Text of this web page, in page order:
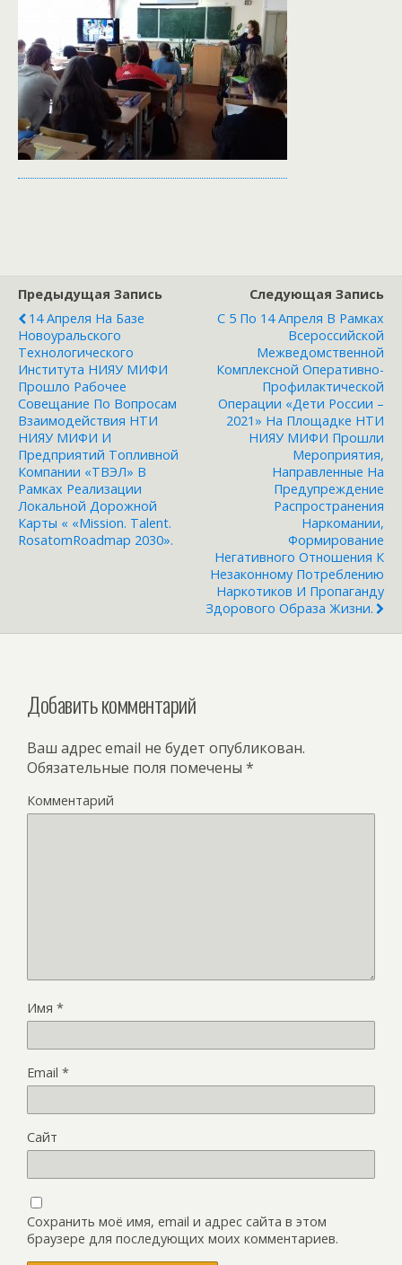
Предыдущая Запись
14 Апреля На Базе
Новоуральского
Технологического
Института НИЯУ МИФИ
Прошло Рабочее
Совещание По Вопросам
Взаимодействия НТИ
НИЯУ МИФИ И
Предприятий Топливной
Компании «ТВЭЛ» В
Рамках Реализации
Локальной Дорожной
Карты « «Mission. Talent.
RosatomRoadmap 2030».
Следующая Запись
С 5 По 14 Апреля В Рамках
Всероссийской
Межведомственной
Комплексной Оперативно-
Профилактической
Операции «Дети России –
2021» На Площадке НТИ
НИЯУ МИФИ Прошли
Мероприятия,
Направленные На
Предупреждение
Распространения
Наркомании,
Формирование
Негативного Отношения К
Незаконному Потреблению
Наркотиков И Пропаганду
Здорового Образа Жизни.
Добавить комментарий
Ваш адрес email не будет опубликован.
Обязательные поля помечены *
Комментарий
Имя *
Email *
Сайт
Сохранить моё имя, email и адрес сайта в этом
браузере для последующих моих комментариев.